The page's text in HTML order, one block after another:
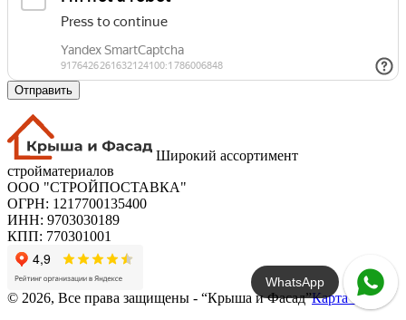
Отправить
Широкий ассортимент
стройматериалов
ООО "СТРОЙПОСТАВКА"
ОГРН: 1217700135400
ИНН: 9703030189
КПП: 770301001
© 2026, Все права защищены - “Крыша и Фасад”Карта сайта
WhatsApp